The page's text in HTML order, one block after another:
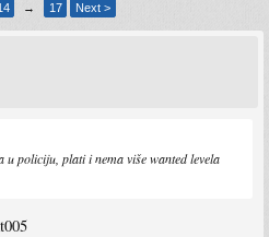
→ 17 Next >
u policiju, plati i nema više wanted levela